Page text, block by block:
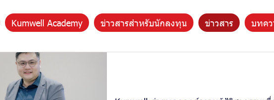
Kumwell Academy ข่าวสารสำหรับนักลงทุน ข่าวสาร บทค